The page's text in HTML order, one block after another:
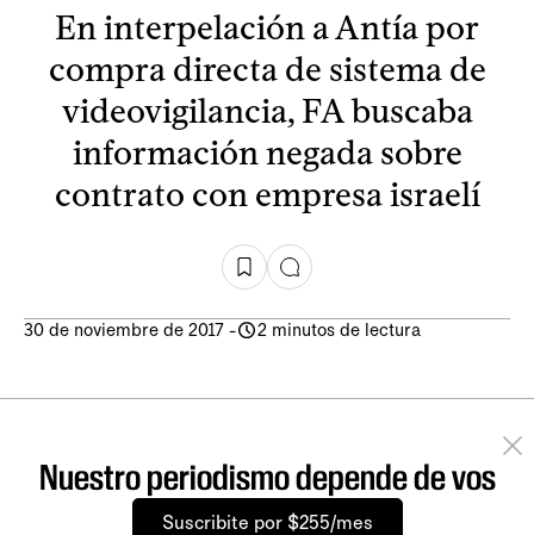
En interpelación a Antía por
compra directa de sistema de
videovigilancia, FA buscaba
información negada sobre
contrato con empresa israelí
30 de noviembre de 2017 - 2 minutos de lectura
Nuestro periodismo depende de vos
Suscribite por $255/mes